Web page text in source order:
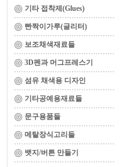
기타 접착제(Glues)
빤짝이가루(글리터)
보조채색재료들
3D펜과 머그프레스기
섬유 채색용 디자인
기타공예용재료들
문구용품들
메탈장식고리들
뱃지/버튼 만들기